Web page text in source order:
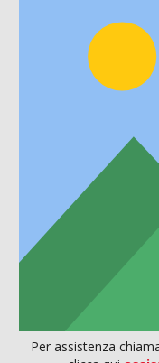
Per assistenza